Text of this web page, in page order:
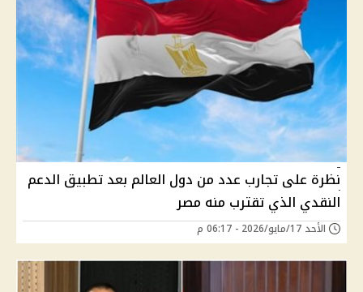
نظرة على تجارب عدد من دول العالم بعد تطبيق الدعم
النقدي الذي تقترب منه مصر
الأحد 17/مايو/2026 - 06:17 م